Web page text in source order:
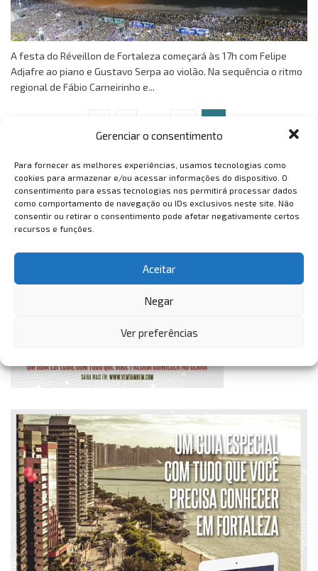
Gerenciar o consentimento
Para fornecer as melhores experiências, usamos tecnologias como
cookies para armazenar e/ou acessar informações do dispositivo. O
consentimento para essas tecnologias nos permitirá processar dados
como comportamento de navegação ou IDs exclusivos neste site. Não
consentir ou retirar o consentimento pode afetar negativamente certos
recursos e funções.
Aceitar
Negar
Ver preferências
A festa do Réveillon de Fortaleza começará às 17h com Felipe
Adjafre ao piano e Gustavo Serpa ao violão. Na sequência o ritmo
regional de Fábio Carneirinho e...